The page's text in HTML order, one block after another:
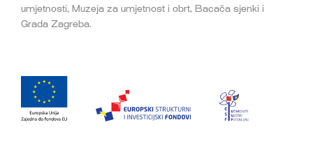
umjetnosti, Muzeja za umjetnost i obrt, Bacača sjenki i
Grada Zagreba.